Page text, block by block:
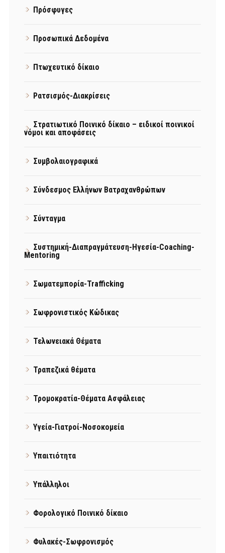
Πρόσφυγες
Προσωπικά Δεδομένα
Πτωχευτικό δίκαιο
Ρατσισμός-Διακρίσεις
Στρατιωτικό Ποινικό δίκαιο – ειδικοί ποινικοί
νόμοι και αποφάσεις
Συμβολαιογραφικά
Σύνδεσμος Ελλήνων Βατραχανθρώπων
Σύνταγμα
Συστημική-Διαπραγμάτευση-Ηγεσία-Coaching-
Mentoring
Σωματεμπορία-Trafficking
Σωφρονιστικός Κώδικας
Τελωνειακά Θέματα
Τραπεζικά θέματα
Τρομοκρατία-Θέματα Ασφάλειας
Υγεία-Γιατροί-Νοσοκομεία
Υπαιτιότητα
Υπάλληλοι
Φορολογικό Ποινικό δίκαιο
Φυλακές-Σωφρονισμός